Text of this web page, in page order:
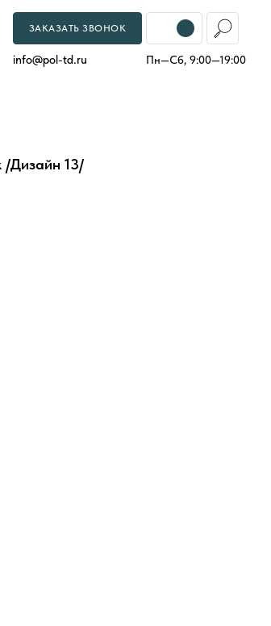
ЗАКАЗАТЬ ЗВОНОК
Пн—Сб, 9:00—19:00
info@pol-td.ru
/Дизайн 13/